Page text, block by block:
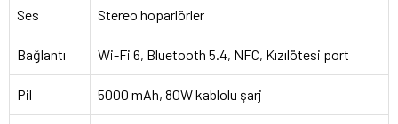
Ses Stereo hoparlörler
Bağlantı Wi-Fi 6, Bluetooth 5.4, NFC, Kızılötesi port
Pil 5000 mAh, 80W kablolu şarj